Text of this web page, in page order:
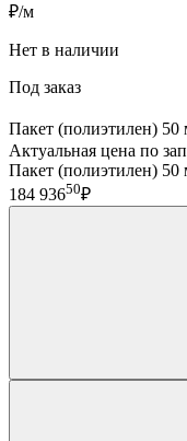
₽/м
Нет в наличии
Под заказ
Пакет (полиэтилен)
Актуальная цена по
Пакет (полиэтилен) 50
184 93650₽